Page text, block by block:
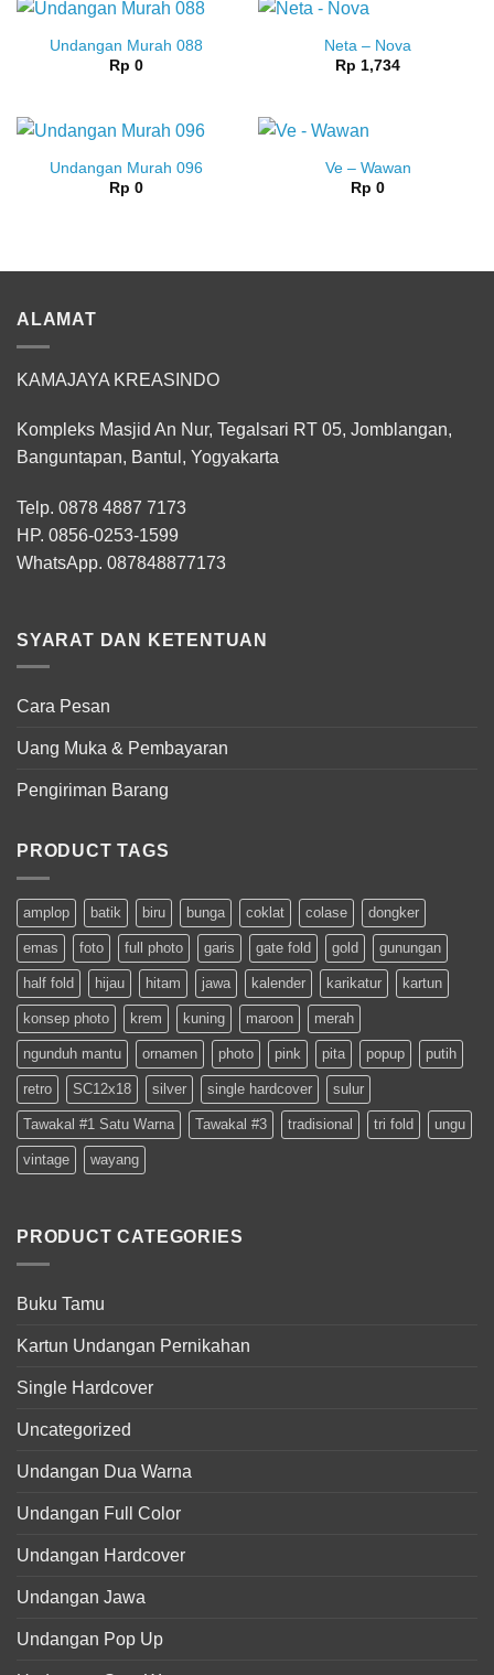
Undangan Murah 088
Rp 0
Neta – Nova
Rp 1,734
Undangan Murah 096
Rp 0
Ve – Wawan
Rp 0
ALAMAT
KAMAJAYA KREASINDO
Kompleks Masjid An Nur, Tegalsari RT 05, Jomblangan,
Banguntapan, Bantul, Yogyakarta
Telp. 0878 4887 7173
HP. 0856-0253-1599
WhatsApp. 087848877173
SYARAT DAN KETENTUAN
Cara Pesan
Uang Muka & Pembayaran
Pengiriman Barang
PRODUCT TAGS
amplop batik biru bunga coklat colase dongker
emas foto full photo garis gate fold gold gunungan
half fold hijau hitam jawa kalender karikatur kartun
konsep photo krem kuning maroon merah
ngunduh mantu ornamen photo pink pita popup putih
retro SC12x18 silver single hardcover sulur
Tawakal #1 Satu Warna Tawakal #3 tradisional tri fold ungu
vintage wayang
PRODUCT CATEGORIES
Buku Tamu
Kartun Undangan Pernikahan
Single Hardcover
Uncategorized
Undangan Dua Warna
Undangan Full Color
Undangan Hardcover
Undangan Jawa
Undangan Pop Up